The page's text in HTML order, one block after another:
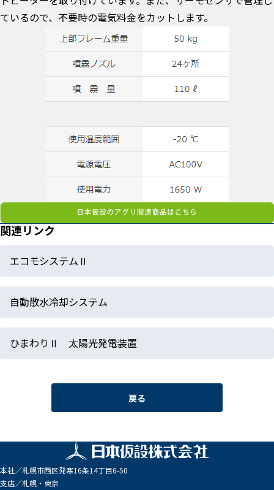
ているので、不要時の電気料金をカットします。
関連リンク
エコモシステムⅡ
自動散水冷却システム
ひまわりⅡ 太陽光発電装置
戻る
本社／札幌市西区発寒16条14丁目6-50
支店／札幌・東京